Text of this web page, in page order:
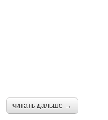
читать дальше →